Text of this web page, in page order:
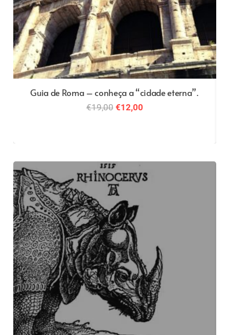
Guia de Roma – conheça a “cidade eterna”.
€19,00 O
€19,00.
€12,00O
€12,00.